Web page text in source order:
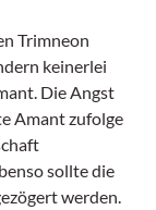
Trimneon
keinerlei
Die Angst
Amant zufolge
sollte die
werden.